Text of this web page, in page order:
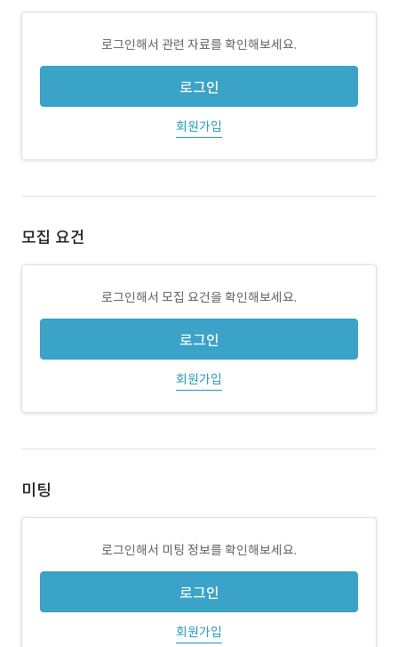
로그인해서 관련 자료를 확인해보세요.
로그인
회원가입
모집 요건
로그인해서 모집 요건을 확인해보세요.
로그인
회원가입
미팅
로그인해서 미팅 정보를 확인해보세요.
로그인
회원가입